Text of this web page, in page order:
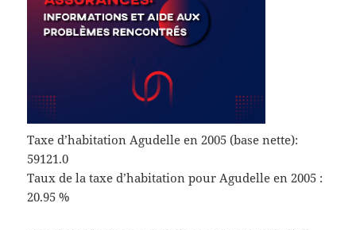
Taxe d’habitation Agudelle en 2005 (base nette):
59121.0
Taux de la taxe d’habitation pour Agudelle en 2005 :
20.95 %